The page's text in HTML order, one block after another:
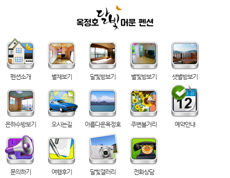
펜션소개 별채보기 달빛방보기 별빛방보기 샛별방보기
은하수방보기 오시는길 아름다운옥정호 주변볼거리 예약안내
문의하기 여행후기 달빛갤러리 전화상담